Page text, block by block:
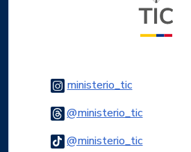
ministerio_ticLogo
@ministerio_ticLogo
@ministerio_ticLogo